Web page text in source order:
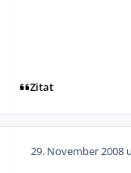
Zitat
29. November 2008